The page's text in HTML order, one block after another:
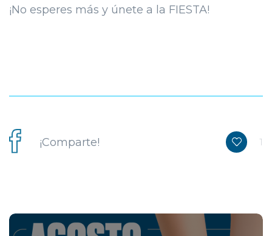
¡No esperes más y únete a la FIESTA!
¡Comparte! 1